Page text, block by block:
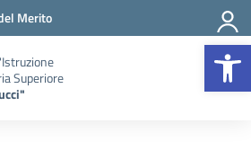
Merito
Superiore